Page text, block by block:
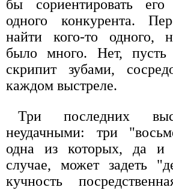
бы сориентировать
одного конкурента.
найти кого-то одного,
было много. Нет,
скрипит зубами,
каждом выстреле.
Три последних
неудачными: три
одна из которых, да
случае, может задеть
кучность